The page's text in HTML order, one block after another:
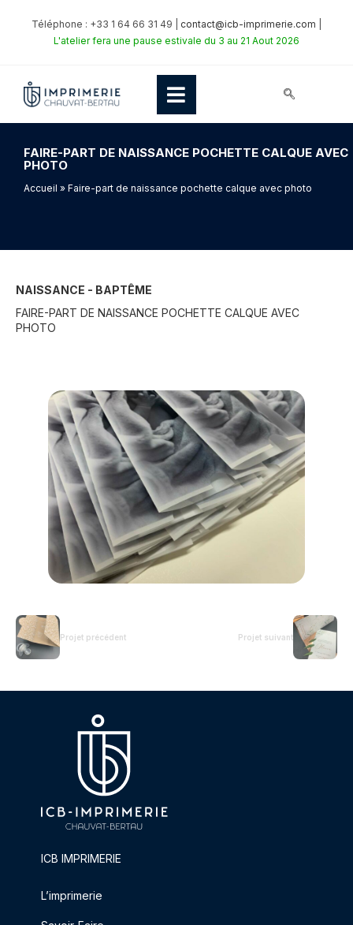
Téléphone : +33 1 64 66 31 49 | contact@icb-imprimerie.com
L'atelier fera une pause estivale du 3 au 21 Aout 2026
FAIRE-PART DE NAISSANCE POCHETTE CALQUE AVEC
PHOTO
Accueil » Faire-part de naissance pochette calque avec photo
NAISSANCE - BAPTÊME
FAIRE-PART DE NAISSANCE POCHETTE CALQUE AVEC
PHOTO
Projet précédent Projet suivant
ICB IMPRIMERIE
L’imprimerie